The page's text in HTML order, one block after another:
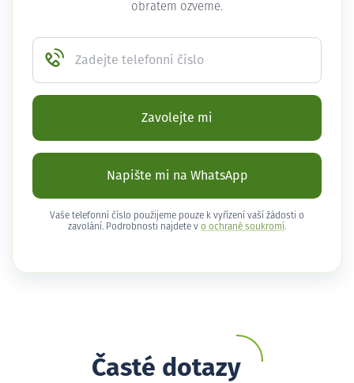
obratem ozveme.
Zadejte telefonní číslo
Zavolejte mi
Napište mi na WhatsApp
Vaše telefonní číslo použijeme pouze k vyřízení vaší žádosti o
zavolání. Podrobnosti najdete v o ochraně soukromí .
Časté dotazy